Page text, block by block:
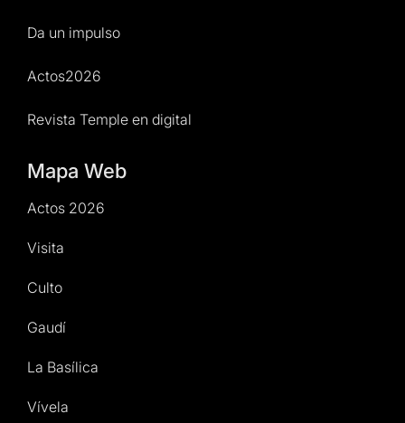
Da un impulso
Actos2026
Revista Temple en digital
Mapa Web
Actos 2026
Visita
Culto
Gaudí
La Basílica
Vívela